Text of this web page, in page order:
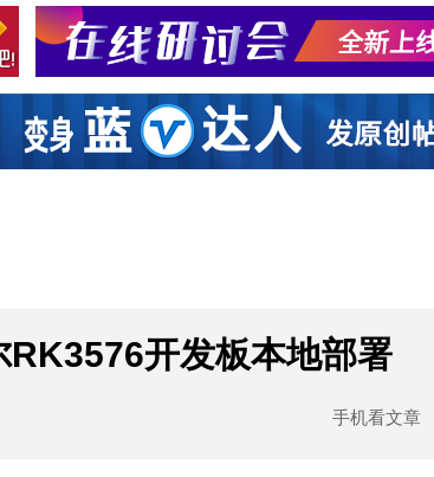
开发板本地部署
手机看文章